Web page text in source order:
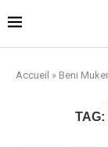
Accueil » Beni
TAG: